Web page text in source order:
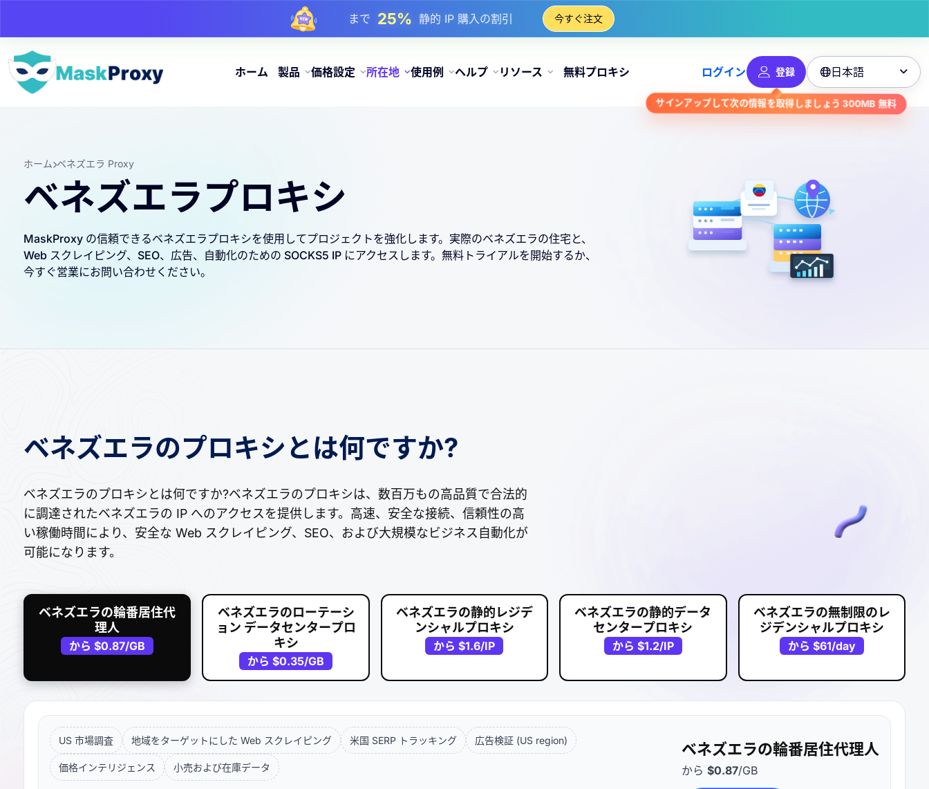
81%IP のローテーション購入の割引 今すぐ注文
ホーム 製品 価格設定 所在地 使用例 ヘルプ リソース 無料プロキシ ログイン 登録
サインアップして次の情報を取得しましょう300MB 無料
日本語 
ホーム ベネズエラ Proxy
ベネズエラプロキシ
MaskProxy の信頼できるベネズエラプロキシを使用してプロジェクトを強化します。実際のベネズエラの住宅と、
Web スクレイピング、SEO、広告、自動化のための SOCKS5 IP にアクセスします。無料トライアルを開始するか、
今すぐ営業にお問い合わせください。
ベネズエラのプロキシとは何ですか?
ベネズエラのプロキシとは何ですか?ベネズエラのプロキシは、数百万もの高品質で合法的
に調達されたベネズエラの IP へのアクセスを提供します。高速、安全な接続、信頼性の高
い稼働時間により、安全な Web スクレイピング、SEO、および大規模なビジネス自動化が
可能になります。
ベネズエラの輪番居住代
理人
から$0.87/GB
ベネズエラのローテーシ
ョン データセンタープロ
キシ
から$0.35/GB
ベネズエラの静的レジデ
ンシャルプロキシ
から$1.6/IP
ベネズエラの静的データ
センタープロキシ
から $1.2/IP
ベネズエラの無制限のレ
ジデンシャルプロキシ
から $61/day
US 市場調査 地域をターゲットにした Web スクレイピング 米国 SERP トラッキング 広告検証 (US region)
価格インテリジェンス 小売および在庫データ
ベネズエラの輪番居住代理人
から $0.87/GB